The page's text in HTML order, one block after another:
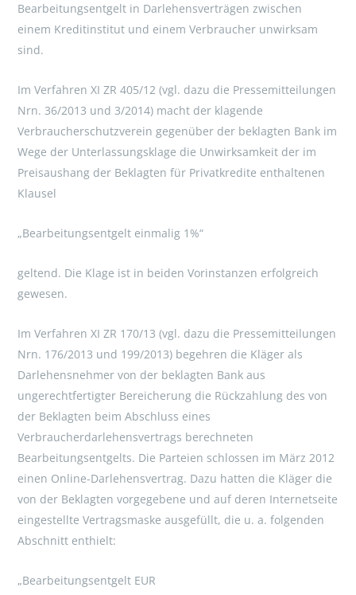
Bearbeitungsentgelt in Darlehensverträgen zwischen
einem Kreditinstitut und einem Verbraucher unwirksam
sind.
Im Verfahren XI ZR 405/12 (vgl. dazu die Pressemitteilungen
Nrn. 36/2013 und 3/2014) macht der klagende
Verbraucherschutzverein gegenüber der beklagten Bank im
Wege der Unterlassungsklage die Unwirksamkeit der im
Preisaushang der Beklagten für Privatkredite enthaltenen
Klausel
„Bearbeitungsentgelt einmalig 1%“
geltend. Die Klage ist in beiden Vorinstanzen erfolgreich
gewesen.
Im Verfahren XI ZR 170/13 (vgl. dazu die Pressemitteilungen
Nrn. 176/2013 und 199/2013) begehren die Kläger als
Darlehensnehmer von der beklagten Bank aus
ungerechtfertigter Bereicherung die Rückzahlung des von
der Beklagten beim Abschluss eines
Verbraucherdarlehensvertrags berechneten
Bearbeitungsentgelts. Die Parteien schlossen im März 2012
einen Online-Darlehensvertrag. Dazu hatten die Kläger die
von der Beklagten vorgegebene und auf deren Internetseite
eingestellte Vertragsmaske ausgefüllt, die u. a. folgenden
Abschnitt enthielt:
„Bearbeitungsentgelt EUR